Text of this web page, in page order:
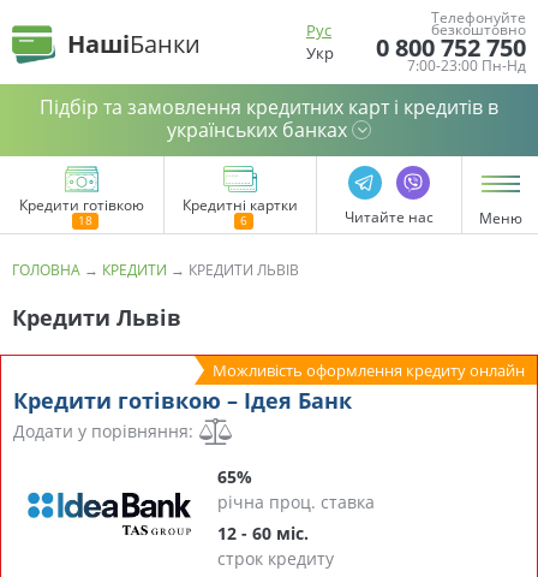
НашіБанки
Рус
Укр
Телефонуйте
безкоштовно
0 800 752 750
7:00-23:00 Пн-Нд
Підбір та замовлення кредитних карт і кредитів в
українських банках
Кредити готівкою Кредитні картки
Читайте нас Меню
ГОЛОВНА → КРЕДИТИ → КРЕДИТИ ЛЬВІВ
Кредити Львів
Можливість оформлення кредиту онлайн
Кредити готівкою – Ідея Банк
Додати у порівняння:
65%
річна проц. ставка
12 - 60 міс.
строк кредиту